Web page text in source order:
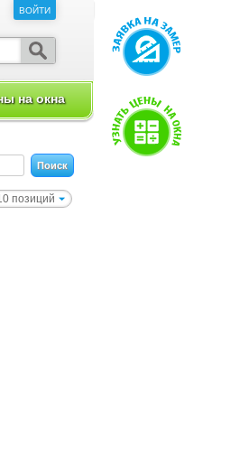
позиций
ВОЙТИ
на окна
ВОЙТИ